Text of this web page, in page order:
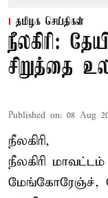
தமிழக செய்திகள்
நீலகிரி:
சிறுத்தை
Published on: 08 Aug
நீலகிரி,
நீலகிரி
மேங்கோரேஞ்ச்,